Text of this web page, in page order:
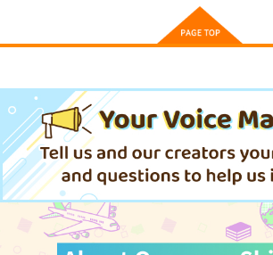
サンプル
作品詳細
スタンド（西湖くんと
東川くん 1）
イースト・プレス
1,650円 （税込）
サンプル
作品詳細
子（北山くんと南谷く
ん 5）
イースト・プレス
サンプル